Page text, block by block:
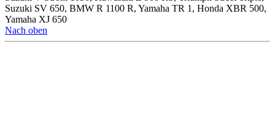
Suzuki SV 650, BMW R 1100 R, Yamaha TR 1, Honda XBR 500,
Yamaha XJ 650
Nach oben